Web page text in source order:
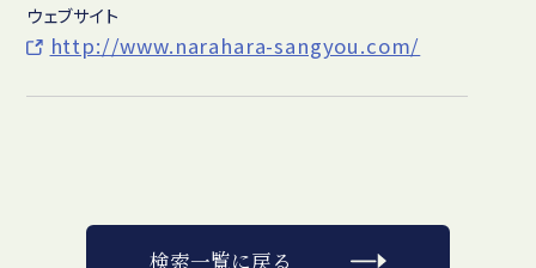
ウェブサイト
http://www.narahara-sangyou.com/
検索一覧に戻る